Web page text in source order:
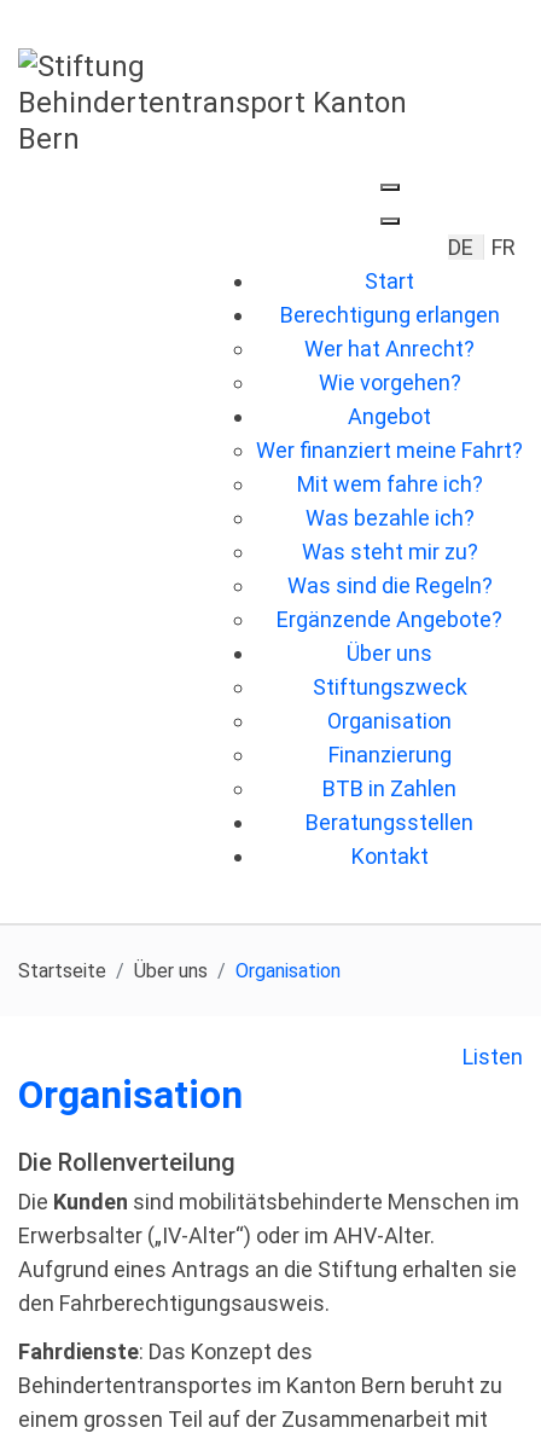
Sprache
DE
FR
Start
Berechtigung erlangen
Wer hat Anrecht?
Wie vorgehen?
Angebot
Wer ﬁnanziert meine Fahrt?
Mit wem fahre ich?
Was bezahle ich?
Was steht mir zu?
Was sind die Regeln?
Ergänzende Angebote?
Über uns
Stiftungszweck
Organisation
Finanzierung
BTB in Zahlen
Beratungsstellen
Kontakt
Startseite Über uns Organisation
Listen
Organisation
Die Rollenverteilung
Die Kunden sind mobilitätsbehinderte Menschen im
Erwerbsalter („IV-Alter“) oder im AHV-Alter.
Aufgrund eines Antrags an die Stiftung erhalten sie
den Fahrberechtigungsausweis.
Fahrdienste: Das Konzept des
Behindertentransportes im Kanton Bern beruht zu
einem grossen Teil auf der Zusammenarbeit mit